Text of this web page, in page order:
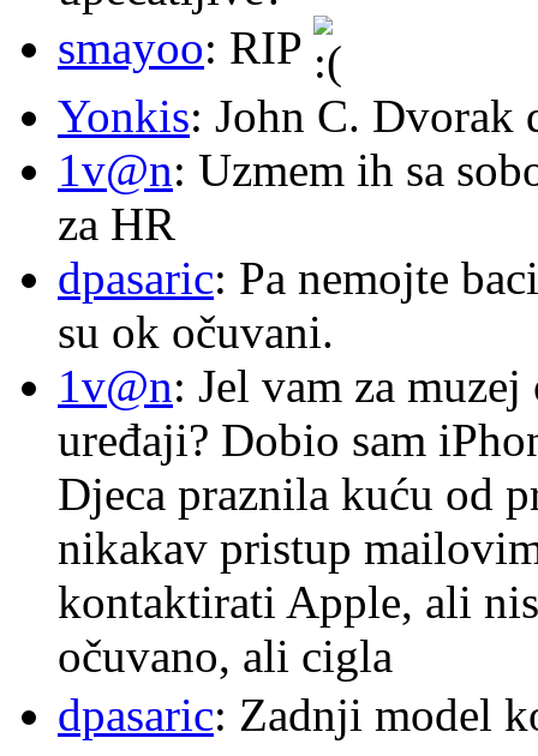
smayoo: RIP
Yonkis: John C. Dvorak
1v@n: Uzmem ih sa
za HR
dpasaric: Pa nemojte
su ok očuvani.
1v@n: Jel vam za
uređaji? Dobio sam
Djeca praznila kuću od
nikakav pristup
kontaktirati Apple, ali
očuvano, ali cigla
dpasaric: Zadnji model